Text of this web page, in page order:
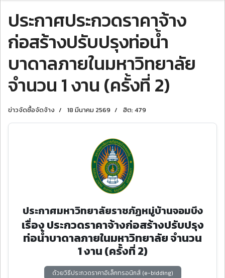
ประกาศประกวดราคาจ้าง
ก่อสร้างปรับปรุงท่อน้ํา
บาดาลภายในมหาวิทยาลัย
จํานวน 1 งาน (ครั้งที่ 2)
ข่าวจัดซื้อจัดจ้าง 18 มีนาคม 2569 ฮิต: 479
ประกาศมหาวิทยาลัยราชภัฏหมู่บ้านจอมบึง
เรื่อง ประกวดราคาจ้างก่อสร้างปรับปรุง
ท่อน้ําบาดาลภายในมหาวิทยาลัย จํานวน
1 งาน (ครั้งที่ 2)
ด้วยวิธีประกวดราคาอิเล็กทรอนิกส์ (e-bidding)